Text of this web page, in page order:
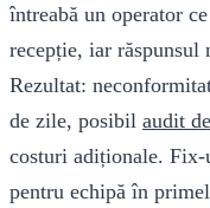
întreabă un operator
recepție, iar răspunsul
Rezultat:
de zile, posibil audit
costuri adiționale.
pentru echipă în